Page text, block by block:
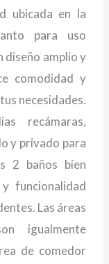
ubicada en la
para uso
diseño amplio y
comodidad y
necesidades.
recámaras,
y privado para
2 baños bien
funcionalidad
Las áreas
igualmente
de comedor